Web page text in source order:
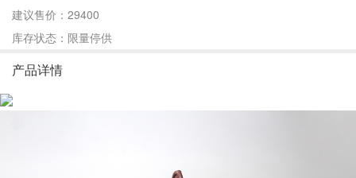
建议售价：29400
库存状态：限量停供
产品详情